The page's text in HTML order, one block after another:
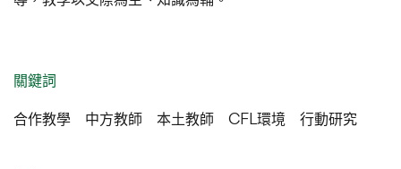
關鍵詞
合作教學 中方教師 本土教師 CFL環境 行動研究